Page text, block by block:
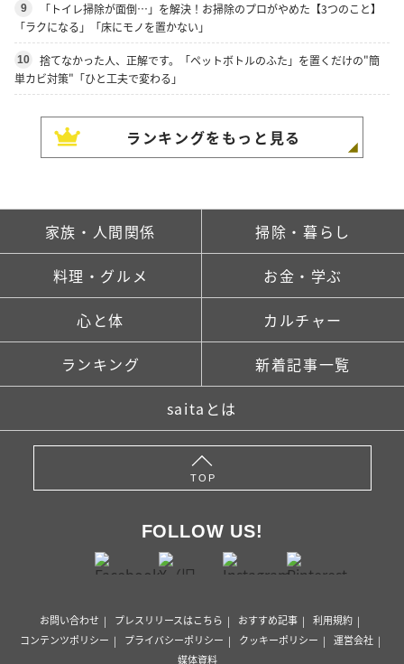
9
「トイレ掃除が面倒…」を解決！お掃除のプロがやめた【3つのこと】
「ラクになる」「床にモノを置かない」
10
捨てなかった人、正解です。「ペットボトルのふた」を置くだけの"簡
単カビ対策"「ひと工夫で変わる」
ランキングをもっと見る
家族・人間関係 掃除・暮らし
料理・グルメ お金・学ぶ
心と体 カルチャー
ランキング 新着記事一覧
saitaとは
TOP
FOLLOW US!
お問い合わせ プレスリリースはこちら おすすめ記事
利用規約
コンテンツポリシー
プライバシーポリシー クッキーポリシー
運営会社
媒体資料